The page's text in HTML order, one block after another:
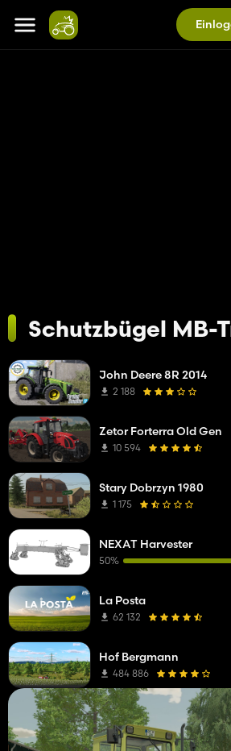
Schutzbügel MB-
John Deere 8R 2014
2 188
Zetor Forterra Old Gen
10 594
Stary Dobrzyn 1980
1 175
NEXAT Harvester
50%
La Posta
62 132
Hof Bergmann
484 886